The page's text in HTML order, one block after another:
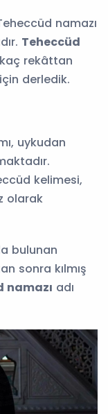
namazı
Teheccüd
kaç rekâttan
için derledik.
uykudan
kelimesi,
olarak
bulunan
sonra kılmış
namazı adı